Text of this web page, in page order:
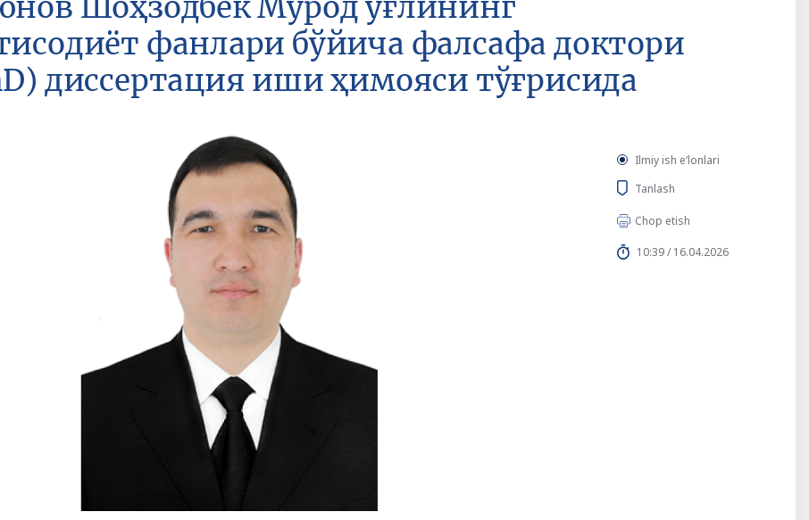
Шоҳзодбек Мурод ўғлининг
фанлари бўйича фалсафа доктори
диссертация иши ҳимояси тўғрисида
Ilmiy ish eʼlonlari
Tanlash
Chop etish
10:39 / 16.04.2026